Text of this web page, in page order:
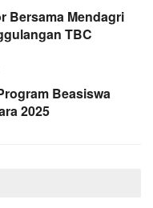
Bersama Mendagri
TBC
Beasiswa
2025